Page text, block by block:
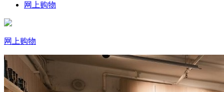
网上购物
网上购物